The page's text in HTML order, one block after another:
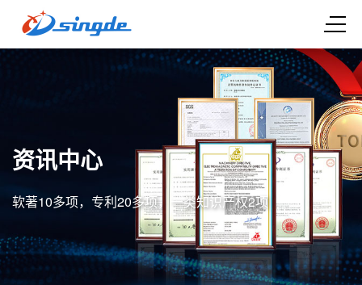
资讯中心
软著10多项，专利20多项，一类知识产权2项